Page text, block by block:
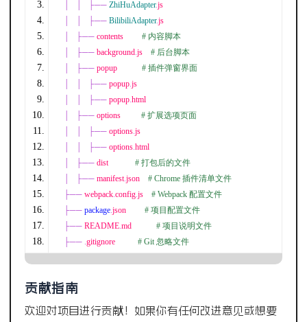
├── ZhiHuAdapter.js
├── BilibiliAdapter.js
├── contents # 内容脚本
├── background.js # 后台脚本
├── popup # 插件弹窗界面
├── popup.js
├── popup.html
├── options # 扩展选项页面
├── options.js
├── options.html
├── dist # 打包后的文件
├── manifest.json # Chrome 插件清单文件
├── webpack.config.js # Webpack 配置文件
├── package.json # 项目配置文件
├── README.md # 项目说明文件
├── .gitignore # Git 忽略文件
贡献指南
欢迎对项目进行贡献！如果你有任何改进意见或想要